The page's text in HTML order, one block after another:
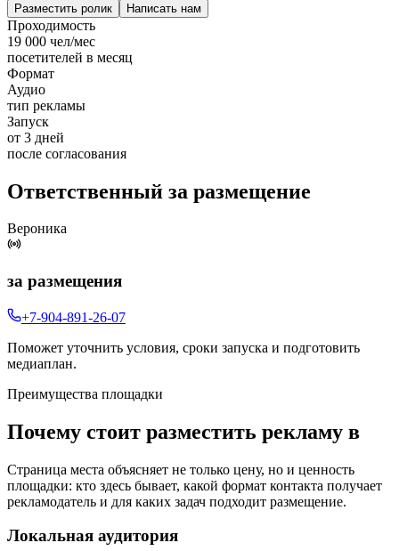
Разместить ролик Написать нам
Проходимость
19 000 чел/мес
посетителей в месяц
Формат
Аудио
тип рекламы
Запуск
от 3 дней
после согласования
Ответственный за размещение
Вероника
за размещения
+7-904-891-26-07
Поможет уточнить условия, сроки запуска и подготовить
медиаплан.
Преимущества площадки
Почему стоит разместить рекламу в
Страница места объясняет не только цену, но и ценность
площадки: кто здесь бывает, какой формат контакта получает
рекламодатель и для каких задач подходит размещение.
Локальная аудитория